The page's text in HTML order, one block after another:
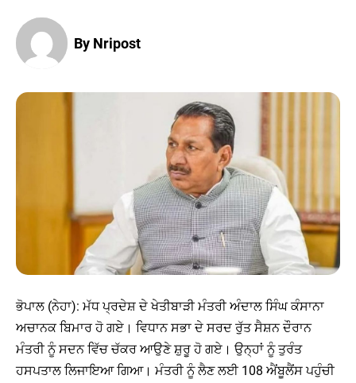
By Nripost
ਭੋਪਾਲ (ਨੇਹਾ): ਮੱਧ ਪ੍ਰਦੇਸ਼ ਦੇ ਖੇਤੀਬਾੜੀ ਮੰਤਰੀ ਅੰਦਾਲ ਸਿੰਘ ਕੰਸਾਨਾ
ਅਚਾਨਕ ਬਿਮਾਰ ਹੋ ਗਏ। ਵਿਧਾਨ ਸਭਾ ਦੇ ਸਰਦ ਰੁੱਤ ਸੈਸ਼ਨ ਦੌਰਾਨ
ਮੰਤਰੀ ਨੂੰ ਸਦਨ ਵਿੱਚ ਚੱਕਰ ਆਉਣੇ ਸ਼ੁਰੂ ਹੋ ਗਏ। ਉਨ੍ਹਾਂ ਨੂੰ ਤੁਰੰਤ
ਹਸਪਤਾਲ ਲਿਜਾਇਆ ਗਿਆ। ਮੰਤਰੀ ਨੂੰ ਲੈਣ ਲਈ 108 ਐਂਬੂਲੈਂਸ ਪਹੁੰਚੀ